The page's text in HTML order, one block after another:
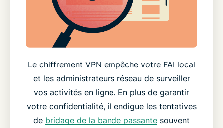
Le chiffrement VPN empêche votre FAI local
et les administrateurs réseau de surveiller
vos activités en ligne. En plus de garantir
votre confidentialité, il endigue les tentatives
de bridage de la bande passante souvent